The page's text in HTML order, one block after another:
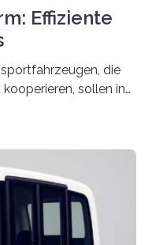
Effiziente
die
sollen in
Forschende aus
Schaltungen IIS
erforscht,
Produktion
dezentrale Steuerung